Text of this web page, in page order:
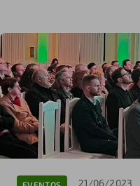
21/06/2023